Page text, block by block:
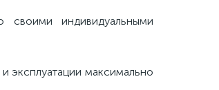
своими индивидуальными
эксплуатации максимально